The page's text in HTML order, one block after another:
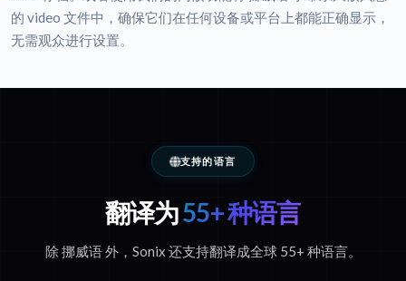
的 video 文件中，确保它们在任何设备或平台上都能正确显示，
无需观众进行设置。
支持的语言
翻译为55+ 种语言
除 挪威语 外，Sonix 还支持翻译成全球 55+ 种语言。